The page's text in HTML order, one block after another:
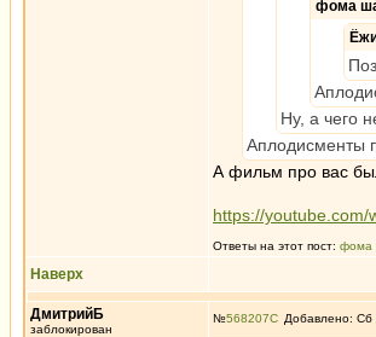
фома
Ну, а чего
Аплодисменты
А фильм про вас
https://youtube.com/
Ответы на этот пост: фома
Наверх
ДмитрийБ
заблокирован
№568207 Добавлено: Сб